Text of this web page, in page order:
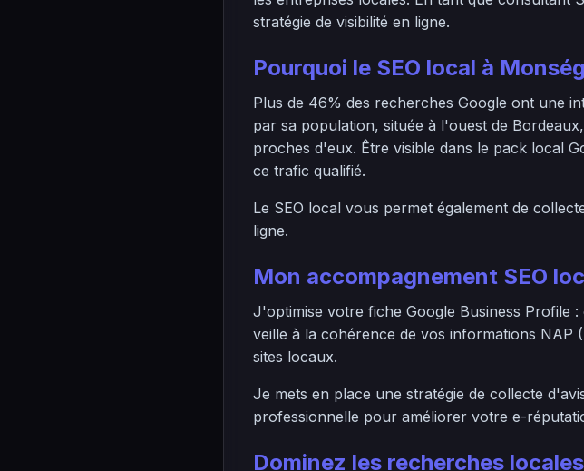
stratégie de visibilité en ligne.
Pourquoi le SEO local à
Plus de 46% des recherches Google ont une
par sa population, située à l'ouest de
proches d'eux. Être visible dans le pack local
ce trafic qualifié.
Le SEO local vous permet également de
ligne.
Mon accompagnement SEO
J'optimise votre fiche Google Business Profile
veille à la cohérence de vos informations NAP
sites locaux.
Je mets en place une stratégie de collecte
professionnelle pour améliorer votre e-
Dominez les recherches locales